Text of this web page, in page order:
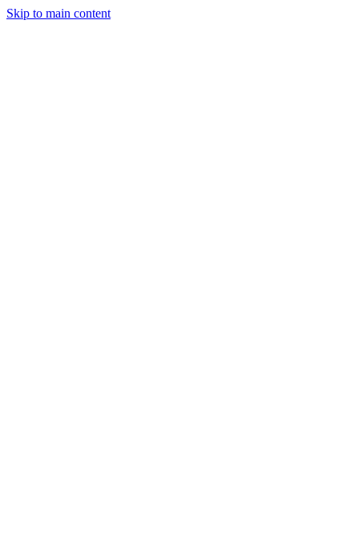
Skip to main content